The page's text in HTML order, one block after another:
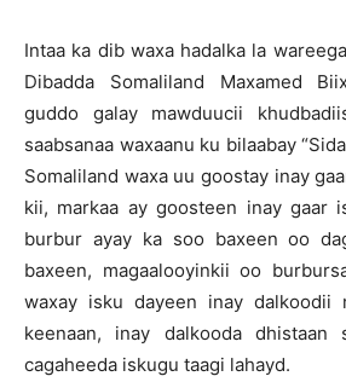
Intaa ka dib waxa hadalka la
Dibadda Somaliland Maxamed
guddo galay mawduucii
saabsanaa waxaanu ku bilaabay
Somaliland waxa uu goostay inay
kii, markaa ay goosteen inay gaar
burbur ayay ka soo baxeen oo
baxeen, magaalooyinkii oo
waxay isku dayeen inay dalkoodii
keenaan, inay dalkooda dhistaan
cagaheeda iskugu taagi lahayd.